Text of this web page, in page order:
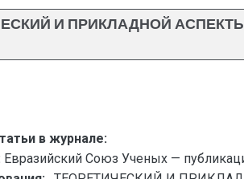
И ПРИКЛАДНОЙ
в журнале:
Евразийский Союз Ученых —